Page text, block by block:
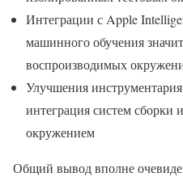
Интеграции с Apple
машинного обучения
воспроизводимых
Улучшения
интеграция систем сборки
окружением
Общий вывод вполне